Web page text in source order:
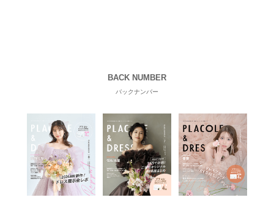
BACK NUMBER
バックナンバー